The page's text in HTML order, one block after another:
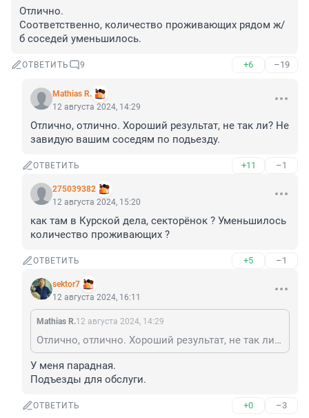
Отлично.
Соответственно, количество проживающих рядом ж/
б соседей уменьшилось.
ОТВЕТИТЬ 9 +6 –19
Mathias R.
12 августа 2024, 14:29
Отлично, отлично. Хороший результат, не так ли? Не
завидую вашим соседям по подьезду.
ОТВЕТИТЬ +11 –1
275039382
12 августа 2024, 15:20
как там в Курской дела, секторёнок ? Уменьшилось
количество проживающих ?
ОТВЕТИТЬ +5 –1
sektor7
12 августа 2024, 16:11
Mathias R.12 августа 2024, 14:29
Отлично, отлично. Хороший результат, не так ли? Не завидую вашим соседям по подьезду.
У меня парадная.
Подъезды для обслуги.
ОТВЕТИТЬ +0 –3